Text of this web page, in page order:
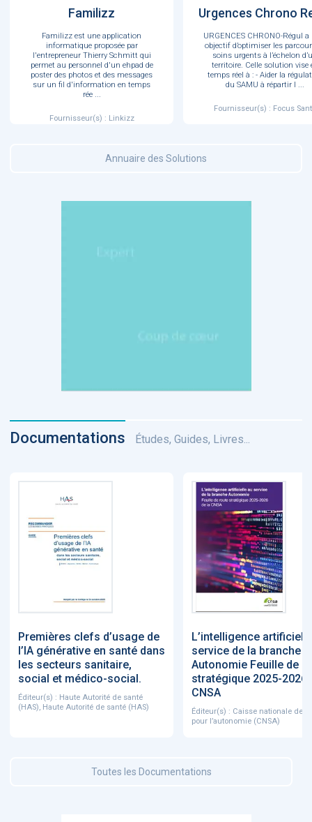
Familizz
Familizz est une application
informatique proposée par
l'entrepreneur Thierry Schmitt qui
permet au personnel d'un ehpad de
poster des photos et des messages
sur un fil d'information en temps
rée ...
Fournisseur(s) : Linkizz
Urgences Chrono
URGENCES CHRONO-Régul a
objectif d’optimiser les
soins urgents à l’échelon
territoire. Celle solution vise
temps réel à : - Aider la
du SAMU à répartir l ...
Fournisseur(s) : Focus
Annuaire des Solutions
Documentations Études, Guides, Livres...
Premières clefs d’usage de
l’IA générative en santé dans
les secteurs sanitaire,
social et médico-social.
Éditeur(s) : Haute Autorité de santé
(HAS), Haute Autorité de santé (HAS)
L’intelligence
service de la branche
Autonomie Feuille de
stratégique 2025-2026
CNSA
Éditeur(s) : Caisse nationale de
pour l’autonomie (CNSA)
Toutes les Documentations